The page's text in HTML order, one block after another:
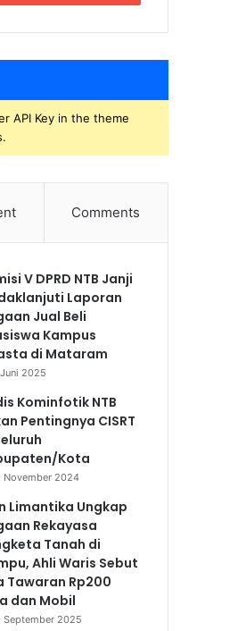
API Key in the theme
Comments
V DPRD NTB Janji
Laporan
Jual Beli
Kampus
di Mataram
Juni 2025
Kominfotik NTB
Pentingnya CISRT
Kota
November 2024
Limantika Ungkap
Rekayasa
Tanah di
Ahli Waris Sebut
Tawaran Rp200
dan Mobil
September 2025